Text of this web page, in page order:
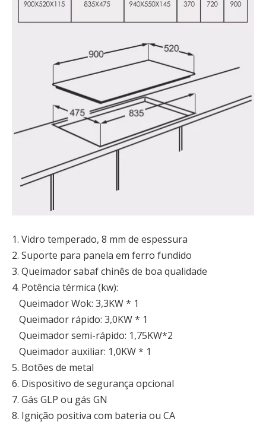
1. Vidro temperado, 8 mm de espessura
2. Suporte para panela em ferro fundido
3. Queimador sabaf chinês de boa qualidade
4. Potência térmica (kw):
Queimador Wok: 3,3KW * 1
Queimador rápido: 3,0KW * 1
Queimador semi-rápido: 1,75KW*2
Queimador auxiliar: 1,0KW * 1
5. Botões de metal
6. Dispositivo de segurança opcional
7. Gás GLP ou gás GN
8. Ignição positiva com bateria ou CA